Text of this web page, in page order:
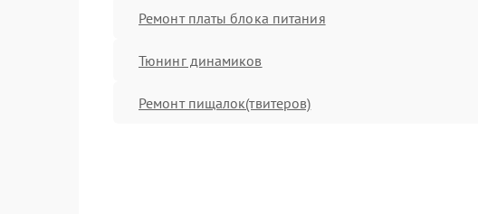
Ремонт платы блока питания
Тюнинг динамиков
Ремонт пищалок(твитеров)